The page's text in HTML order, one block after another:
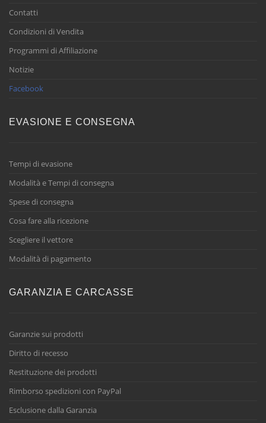
Contatti
Condizioni di Vendita
Programmi di Affiliazione
Notizie
Facebook
EVASIONE E CONSEGNA
Tempi di evasione
Modalità e Tempi di consegna
Spese di consegna
Cosa fare alla ricezione
Scegliere il vettore
Modalità di pagamento
GARANZIA E CARCASSE
Garanzie sui prodotti
Diritto di recesso
Restituzione dei prodotti
Rimborso spedizioni con PayPal
Esclusione dalla Garanzia